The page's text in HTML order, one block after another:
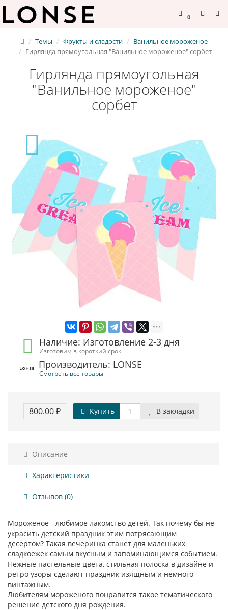
0
Темы Фрукты и сладости
Ванильное мороженое
Гирлянда прямоугольная "Ванильное мороженое" сорбет
Гирлянда прямоугольная
"Ванильное мороженое"
сорбет
Наличие: Изготовление 2-3 дня
Изготовим в короткий срок
Производитель: LONSE
Смотреть все товары
800.00 ₽ Купить В закладки
Описание
Характеристики
Отзывов (0)
Мороженое - любимое лакомство детей. Так почему бы не
украсить детский праздник этим потрясающим
десертом? Такая вечеринка станет для маленьких
сладкоежек самым вкусным и запоминающимся событием.
Нежные пастельные цвета, стильная полоска в дизайне и
ретро узоры сделают праздник изящным и немного
винтажным.
Любителям мороженого понравится такое тематического
решение детского дня рождения.